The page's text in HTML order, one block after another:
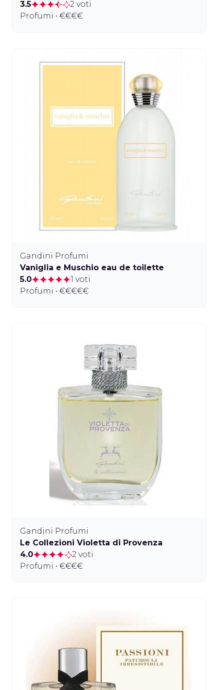
3.5
2 voti
Profumi • €€€€
Gandini Profumi
Vaniglia e Muschio eau de toilette
5.0
1 voti
Profumi • €€€€€
Gandini Profumi
Le Collezioni Violetta di Provenza
4.0
2 voti
Profumi • €€€€